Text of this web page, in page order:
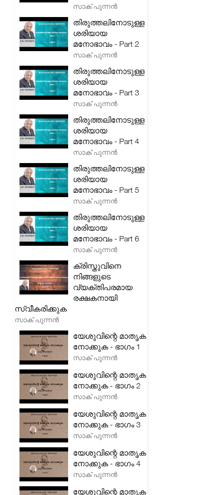
സാക് പുന്നൻ
തിരുത്തലിനോടുള്ള
ശരിയായ
മനോഭാവം - Part 2
സാക് പുന്നൻ
തിരുത്തലിനോടുള്ള
ശരിയായ
മനോഭാവം - Part 3
സാക് പുന്നൻ
തിരുത്തലിനോടുള്ള
ശരിയായ
മനോഭാവം - Part 4
സാക് പുന്നൻ
തിരുത്തലിനോടുള്ള
ശരിയായ
മനോഭാവം - Part 5
സാക് പുന്നൻ
തിരുത്തലിനോടുള്ള
ശരിയായ
മനോഭാവം - Part 6
സാക് പുന്നൻ
ക്രിസ്തുവിനെ
നിങ്ങളുടെ
വ്യക്തിപരമായ
രക്ഷകനായി
സ്വീകരിക്കുക
സാക് പുന്നൻ
യേശുവിന്റെ മാതൃക
നോക്കുക - ഭാഗം 1
സാക് പുന്നൻ
യേശുവിന്റെ മാതൃക
നോക്കുക - ഭാഗം 2
സാക് പുന്നൻ
യേശുവിന്റെ മാതൃക
നോക്കുക - ഭാഗം 3
സാക് പുന്നൻ
യേശുവിന്റെ മാതൃക
നോക്കുക - ഭാഗം 4
സാക് പുന്നൻ
യേശുവിന്റെ മാതൃക